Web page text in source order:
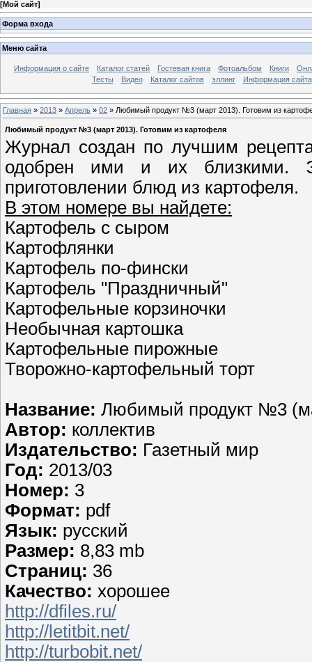
[Мой сайт]
Форма входа
Меню сайта
Информация о сайте Каталог статей Гостевая книга Фотоальбом Книги
Тесты
Видео Каталог сайтов эллинг Информация сайта
Главная » 2013 » Апрель » 02 » Любимый продукт №3 (март 2013). Готовим из
Любимый продукт №3 (март 2013). Готовим из картофеля
Журнал создан по лучшим
одобрен ими и их близкими.
приготовлении блюд из картофеля.
В этом номере вы найдете:
Картофель с сыром
Картофлянки
Картофель по-фински
Картофель "Праздничный"
Картофельные корзиночки
Необычная картошка
Картофельные пирожные
Творожно-картофельный торт
Название: Любимый продукт №3
Автор: коллектив
Издательство: Газетный мир
Год: 2013/03
Номер: 3
Формат: pdf
Язык: русский
Размер: 8,83 mb
Страниц: 36
Качество: хорошее
http://dfiles.ru/
http://letitbit.net/
http://turbobit.net/